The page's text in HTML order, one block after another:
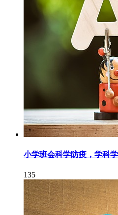
小学班会科学防疫，学科
135